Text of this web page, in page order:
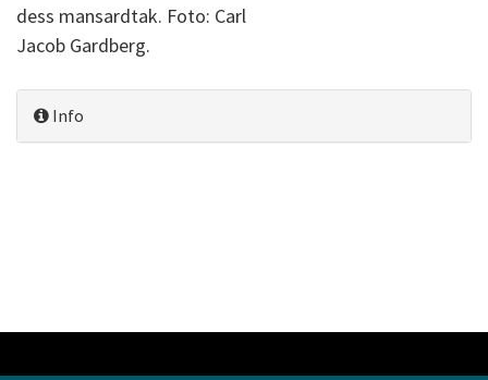
dess mansardtak. Foto: Carl
Jacob Gardberg.
Info